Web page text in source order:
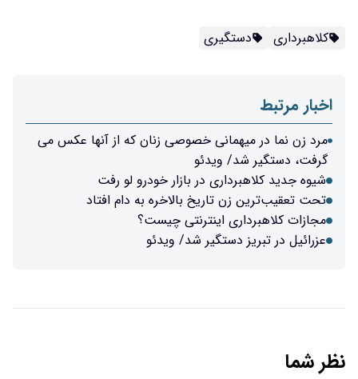
کلاهبرداری دستگیری
اخبار مرتبط
مرد زن نما در میهمانی خصوصی زنان که از آنها عکس می
گرفت، دستگیر شد/ ویدئو
شیوه جدید کلاهبرداری در بازار خودرو لو رفت
تحت تعقیب‌ترین زن تاریخ بالاخره به دام افتاد
مجازات کلاهبرداری اینترنتی چیست؟
عزرائیل در تبریز دستگیر شد/ ویدئو
نظر شما